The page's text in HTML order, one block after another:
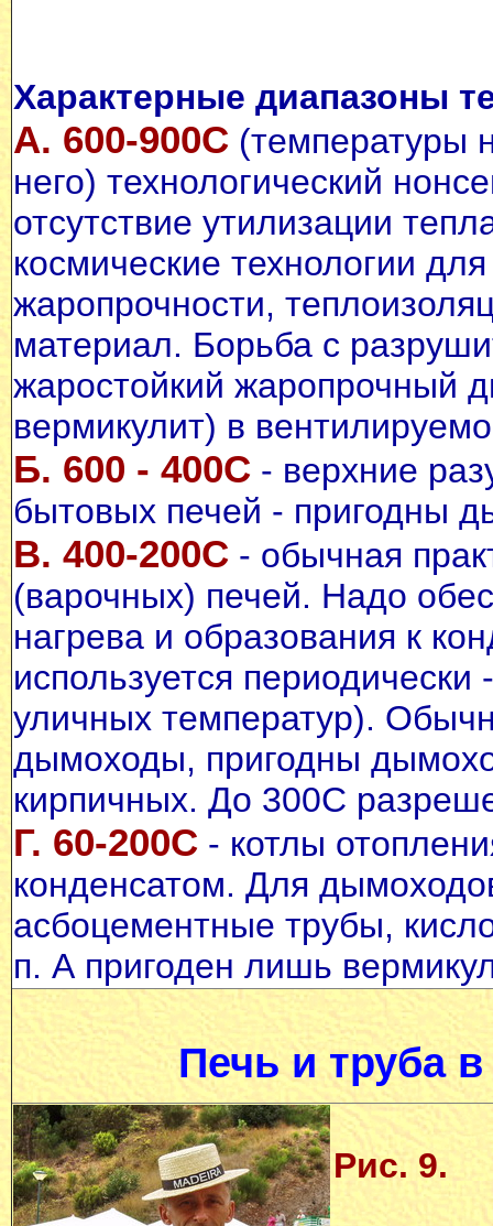
Характерные диапазоны
А. 600-900С (температуры
него) технологический
отсутствие утилизации
космические технологии
жаропрочности,
материал. Борьба с
жаростойкий жаропрочный
вермикулит) в
Б. 600 - 400С - верхние
бытовых печей - пригодны
В. 400-200С - обычная
(варочных) печей. Надо
нагрева и образования к
используется
уличных температур).
дымоходы, пригодны
кирпичных. До 300С
Г. 60-200С - котлы
конденсатом. Для
асбоцементные трубы,
п. А пригоден лишь
Печь и труба
Рис. 9.